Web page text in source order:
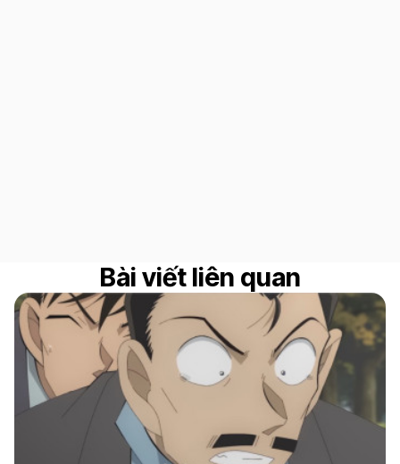
Bài viết liên quan